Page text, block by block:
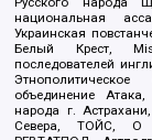
национальная
Украинская
Белый Крест,
последователей
объединение
народа г.
Севера, ТОЙС, О